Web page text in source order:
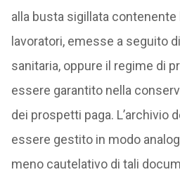
alla busta sigillata
lavoratori, emesse a seguito
sanitaria, oppure il regime di
essere garantito nella
dei prospetti paga. L’archivio
essere gestito in modo
meno cautelativo di tali